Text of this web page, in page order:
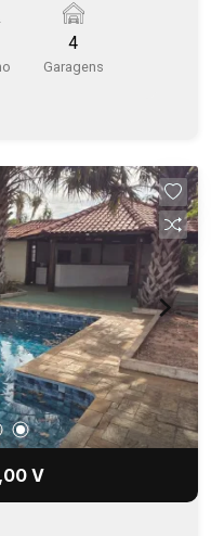
de frente por 50
área construída.
completa com
4
Garagens
V